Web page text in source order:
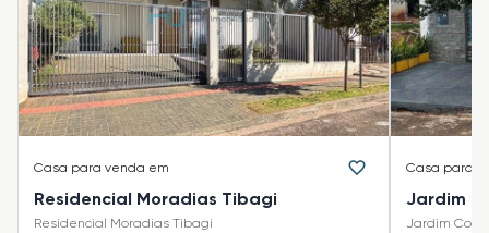
Casa para venda em
Residencial Moradias Tibagi
Residencial Moradias Tibagi
Casa para
Jardim
Jardim